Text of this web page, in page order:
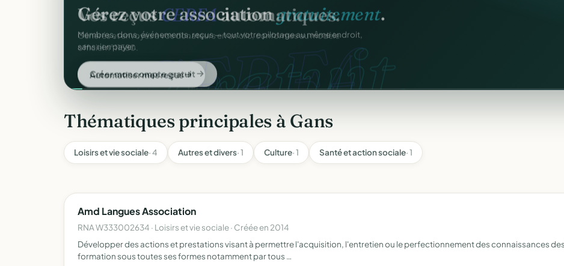
gratuit.
Gérez votre associationgratuitement.
Membres, dons, événements, reçus — tout votre pilotage au même endroit,
sans rien payer.
Créer mon compte gratuit
Thématiques principales à Gans
Loisirs et vie sociale· 4 Autres et divers· 1 Culture· 1 Santé et action sociale· 1
Amd Langues Association
RNA W333002634 · Loisirs et vie sociale · Créée en 2014
Développer des actions et prestations visant à permettre l'acquisition, l'entretien ou le perfectionnement des connaissances
formation sous toutes ses formes notamment par tous …